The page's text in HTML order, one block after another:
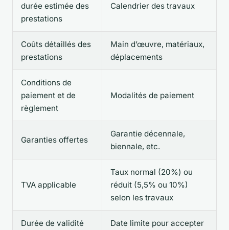
durée estimée des
prestations
Calendrier des travaux
Coûts détaillés des
prestations
Main d’œuvre, matériaux,
déplacements
Conditions de
paiement et de
règlement
Modalités de paiement
Garanties offertes
Garantie décennale,
biennale, etc.
TVA applicable
Taux normal (20%) ou
réduit (5,5% ou 10%)
selon les travaux
Durée de validité
Date limite pour accepter